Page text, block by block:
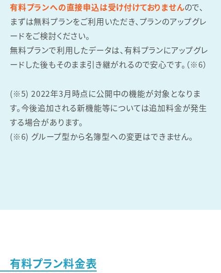
有料プランへの直接申込は受け付けておりませんので、
まずは無料プランをご利用いただき、プランのアップグレ
ードをご検討ください。
無料プランで利用したデータは、有料プランにアップグレ
ードした後もそのまま引き継がれるので安心です。（※6）
(※5) 2022年3月時点に公開中の機能が対象となりま
す。今後追加される新機能等については追加料金が発生
する場合があります。
(※6) グループ型から名簿型への変更はできません。
有料プラン料金表